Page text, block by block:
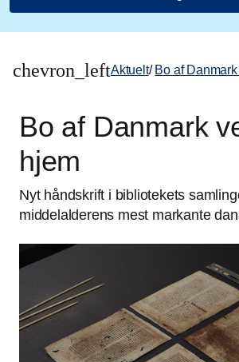
chevron_leftAktuelt/ Bo af
Bo af Danmark
hjem
Nyt håndskrift i bibliotekets
middelalderens mest markante